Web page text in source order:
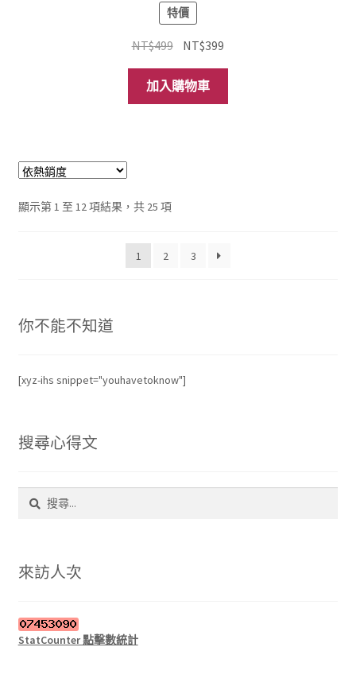
特價
NT$499 原
始
價
格：
NT$399
前
格：
加入購物車
顯示第 1 至 12 項結果，共 25 項依
1 2 3
你不能不知道
[xyz-ihs snippet="youhavetoknow"]
搜尋心得文
字:
來訪人次
StatCounter 點擊數統計